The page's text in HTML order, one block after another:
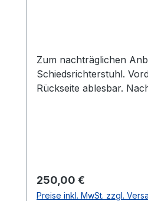
Zum nachträglichen
Schiedsrichterstuhl.
Rückseite ablesbar.
hohen Zahlen geliefert.
Regulärer Preis:
250,00 €
Preise inkl. MwSt. zzgl.